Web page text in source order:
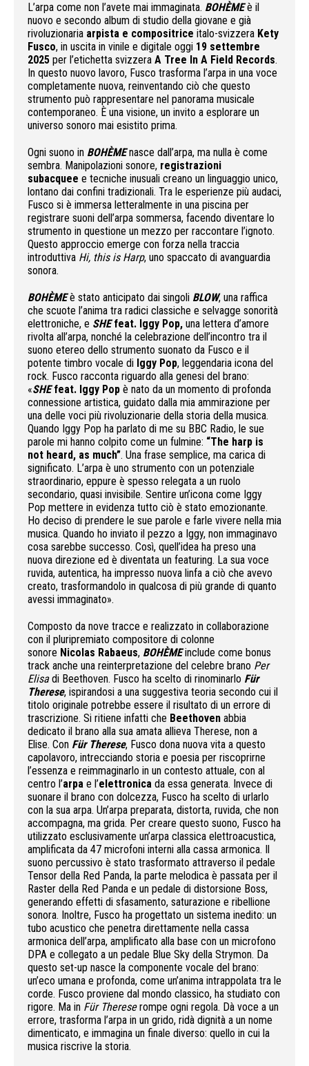
L’arpa come non l’avete mai immaginata. BOHÈME è il
nuovo e secondo album di studio della giovane e già
rivoluzionaria arpista e compositrice italo-svizzera Kety
Fusco, in uscita in vinile e digitale oggi 19 settembre
2025 per l’etichetta svizzera A Tree In A Field Records.
In questo nuovo lavoro, Fusco trasforma l’arpa in una voce
completamente nuova, reinventando ciò che questo
strumento può rappresentare nel panorama musicale
contemporaneo. È una visione, un invito a esplorare un
universo sonoro mai esistito prima.
Ogni suono in BOHÈME nasce dall’arpa, ma nulla è come
sembra. Manipolazioni sonore, registrazioni
subacquee e tecniche inusuali creano un linguaggio unico,
lontano dai confini tradizionali. Tra le esperienze più audaci,
Fusco si è immersa letteralmente in una piscina per
registrare suoni dell’arpa sommersa, facendo diventare lo
strumento in questione un mezzo per raccontare l’ignoto.
Questo approccio emerge con forza nella traccia
introduttiva Hi, this is Harp, uno spaccato di avanguardia
sonora.
BOHÈMEè stato anticipato dai singoli BLOW, una raffica
che scuote l’anima tra radici classiche e selvagge sonorità
elettroniche, e SHEfeat. Iggy Pop, una lettera d’amore
rivolta all’arpa, nonché la celebrazione dell’incontro tra il
suono etereo dello strumento suonato da Fusco e il
potente timbro vocale di Iggy Pop, leggendaria icona del
rock. Fusco racconta riguardo alla genesi del brano:
«SHE feat. Iggy Pop è nato da un momento di profonda
connessione artistica, guidato dalla mia ammirazione per
una delle voci più rivoluzionarie della storia della musica.
Quando Iggy Pop ha parlato di me su BBC Radio, le sue
parole mi hanno colpito come un fulmine: “The harp is
not heard, as much”. Una frase semplice, ma carica di
significato. L’arpa è uno strumento con un potenziale
straordinario, eppure è spesso relegata a un ruolo
secondario, quasi invisibile. Sentire un’icona come Iggy
Pop mettere in evidenza tutto ciò è stato emozionante.
Ho deciso di prendere le sue parole e farle vivere nella mia
musica. Quando ho inviato il pezzo a Iggy, non immaginavo
cosa sarebbe successo. Così, quell’idea ha preso una
nuova direzione ed è diventata un featuring. La sua voce
ruvida, autentica, ha impresso nuova linfa a ciò che avevo
creato, trasformandolo in qualcosa di più grande di quanto
avessi immaginato».
Composto da nove tracce e realizzato in collaborazione
con il pluripremiato compositore di colonne
sonore Nicolas Rabaeus, BOHÈME include come bonus
track anche una reinterpretazione del celebre brano Per
Elisadi Beethoven. Fusco ha scelto di rinominarlo Für
Therese, ispirandosi a una suggestiva teoria secondo cui il
titolo originale potrebbe essere il risultato di un errore di
trascrizione. Si ritiene infatti che Beethoven abbia
dedicato il brano alla sua amata allieva Therese, non a
Elise. Con Für Therese, Fusco dona nuova vita a questo
capolavoro, intrecciando storia e poesia per riscoprirne
l’essenza e reimmaginarlo in un contesto attuale, con al
centro l’arpa e l’elettronica da essa generata. Invece di
suonare il brano con dolcezza, Fusco ha scelto di urlarlo
con la sua arpa. Un’arpa preparata, distorta, ruvida, che non
accompagna, ma grida. Per creare questo suono, Fusco ha
utilizzato esclusivamente un’arpa classica elettroacustica,
amplificata da 47 microfoni interni alla cassa armonica. Il
suono percussivo è stato trasformato attraverso il pedale
Tensor della Red Panda, la parte melodica è passata per il
Raster della Red Panda e un pedale di distorsione Boss,
generando effetti di sfasamento, saturazione e ribellione
sonora. Inoltre, Fusco ha progettato un sistema inedito: un
tubo acustico che penetra direttamente nella cassa
armonica dell’arpa, amplificato alla base con un microfono
DPA e collegato a un pedale Blue Sky della Strymon. Da
questo set-up nasce la componente vocale del brano:
un’eco umana e profonda, come un’anima intrappolata tra le
corde. Fusco proviene dal mondo classico, ha studiato con
rigore. Ma in Für Thereserompe ogni regola. Dà voce a un
errore, trasforma l’arpa in un grido, ridà dignità a un nome
dimenticato, e immagina un finale diverso: quello in cui la
musica riscrive la storia.